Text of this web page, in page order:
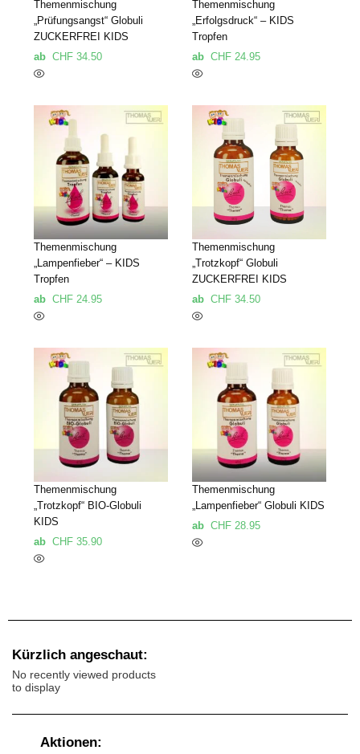
Themenmischung
„Prüfungsangst“ Globuli
ZUCKERFREI KIDS
ab CHF 34.50
Themenmischung
„Erfolgsdruck“ – KIDS
Tropfen
ab CHF 24.95
Themenmischung
„Lampenfieber“ – KIDS
Tropfen
ab CHF 24.95
Themenmischung
„Trotzkopf“ Globuli
ZUCKERFREI KIDS
ab CHF 34.50
Themenmischung
„Trotzkopf“ BIO-Globuli
KIDS
ab CHF 35.90
Themenmischung
„Lampenfieber“ Globuli KIDS
ab CHF 28.95
Kürzlich angeschaut:
No recently viewed products
to display
Aktionen: